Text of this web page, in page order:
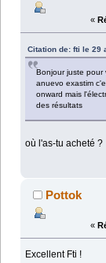
«
Citation de: fti le 29
Bonjour juste pour
anuevo exastim
onward mais
des résultats
où l'as-tu acheté ?
Pottok
«
Excellent Fti !